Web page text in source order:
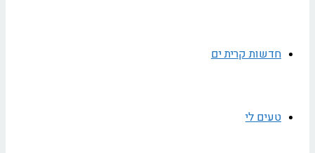
חדשות קרית ים
טעים לי